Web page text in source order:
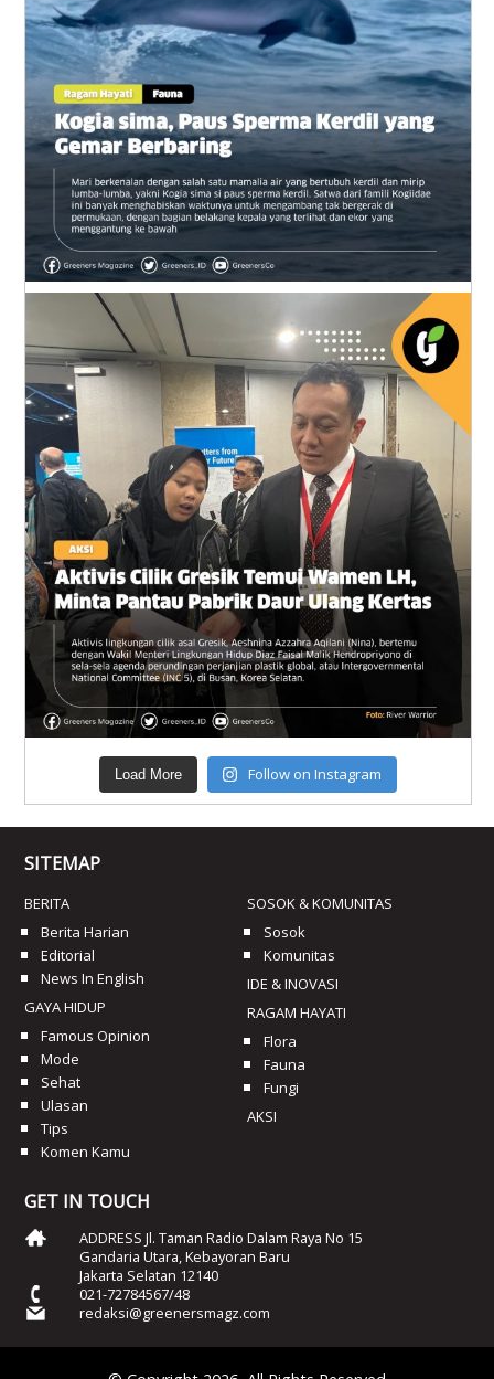
Load More Follow on Instagram
SITEMAP
BERITA
Berita Harian
Editorial
News In English
GAYA HIDUP
Famous Opinion
Mode
Sehat
Ulasan
Tips
Komen Kamu
SOSOK & KOMUNITAS
Sosok
Komunitas
IDE & INOVASI
RAGAM HAYATI
Flora
Fauna
Fungi
AKSI
GET IN TOUCH
ADDRESS Jl. Taman Radio Dalam Raya No 15
Gandaria Utara, Kebayoran Baru
Jakarta Selatan 12140
021-72784567/48
redaksi@greenersmagz.com